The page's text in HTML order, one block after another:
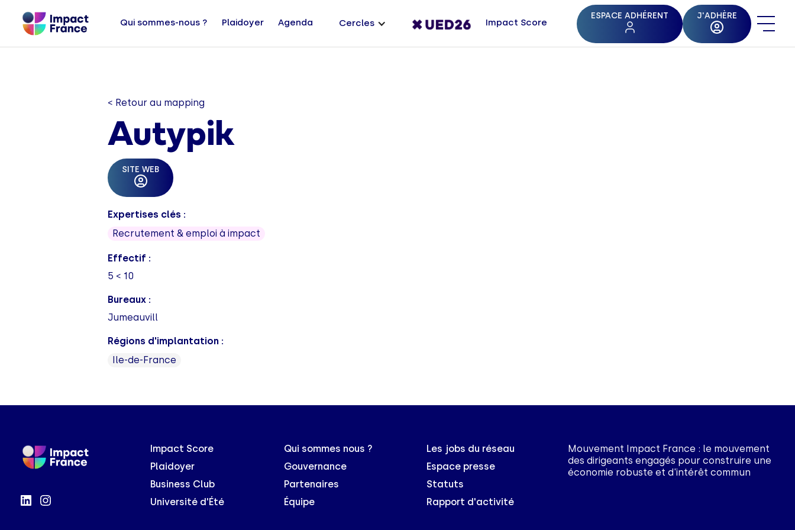
Qui sommes-nous ? Plaidoyer Agenda Cercles Impact Score
ESPACE ADHÉRENT J'ADHÈRE
< Retour au mapping
Autypik
SITE WEB
Expertises clés :
Recrutement & emploi à impact
Effectif :
5 < 10
Bureaux :
Jumeauvill
Régions d'implantation :
Ile-de-France
Impact Score
Plaidoyer
Business Club
Université d'Été
Qui sommes nous ?
Gouvernance
Partenaires
Équipe
Les jobs du réseau
Espace presse
Statuts
Rapport d'activité
Mouvement Impact France : le mouvement
des dirigeants engagés pour construire une
économie robuste et d'intérêt commun